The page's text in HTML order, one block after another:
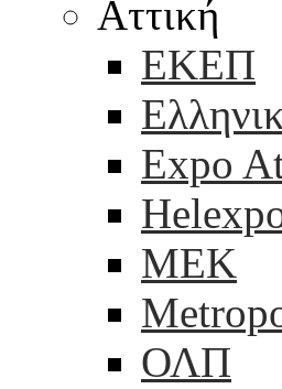
Αττική
ΕΚΕΠ
Expo
ΜΕΚ
ΟΛΠ